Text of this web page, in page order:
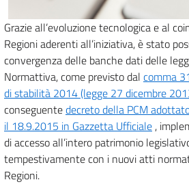
Grazie all’evoluzione tecnologica e al
Regioni aderenti all’iniziativa, è stato
convergenza delle banche dati delle
Normattiva, come previsto dal comma
di stabilità 2014 (legge 27 dicembre
conseguentedecreto della PCM
il 18.9.2015 in Gazzetta Ufficiale ,
di accesso all’intero patrimonio
tempestivamente con i nuovi atti
Regioni.